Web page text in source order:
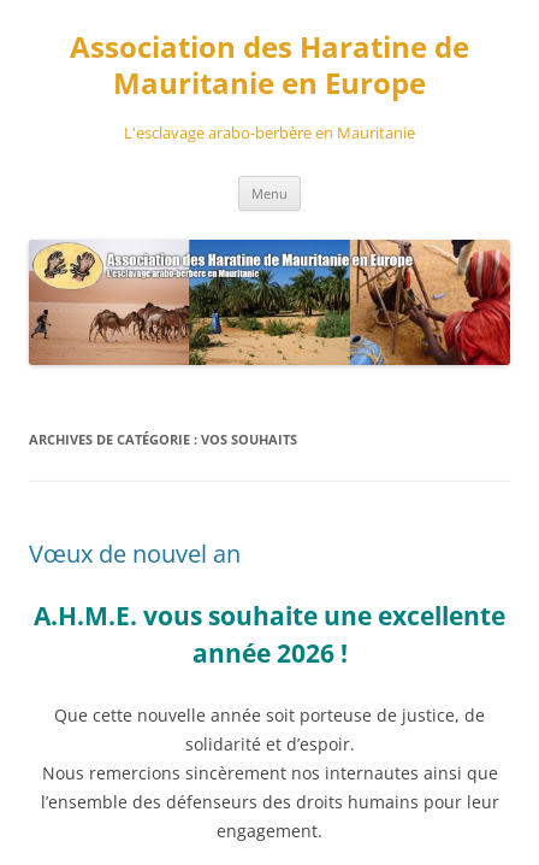
contenuAssociation des Haratine de
Mauritanie en Europe
L'esclavage arabo-berbère en Mauritanie
Menu
ARCHIVES DE CATÉGORIE : VOS SOUHAITS
Vœux de nouvel an
A.H.M.E. vous souhaite une excellente
année 2026 !
Que cette nouvelle année soit porteuse de justice, de
solidarité et d’espoir.
Nous remercions sincèrement nos internautes ainsi que
l’ensemble des défenseurs des droits humains pour leur
engagement.